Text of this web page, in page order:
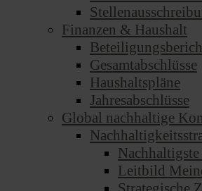
Finanzen & Haushalt
Gesamtabschlüsse
Haushaltspläne
Jahresabschlüsse
Global nachhaltige
Leitbild